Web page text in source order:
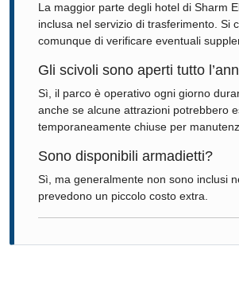
La maggior parte degli hotel di Sharm
inclusa nel servizio di trasferimento. Si
comunque di verificare eventuali
Gli scivoli sono aperti tutto
Sì, il parco è operativo ogni giorno
anche se alcune attrazioni potrebbero
temporaneamente chiuse per
Sono disponibili armadietti?
Sì, ma generalmente non sono inclusi
prevedono un piccolo costo extra.